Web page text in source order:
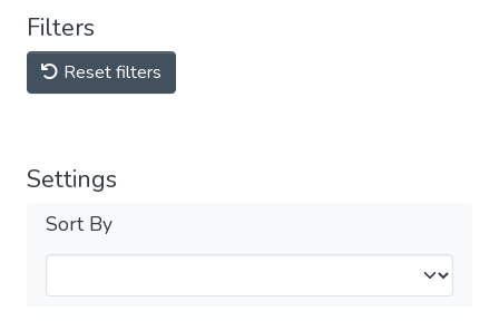
Filters
Reset filters
Settings
Sort By